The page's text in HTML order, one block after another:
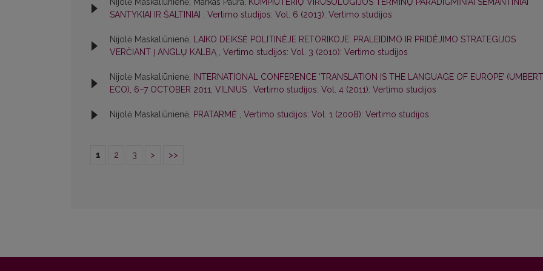
Nijolė Maskaliūnienė, Markas Paura, KOMPIUTERIŲ VIRUSOLOGIJOS TERMINŲ PARADIGMINIAI SEMANTINIAI
SANTYKIAI IR ŠALTINIAI , Vertimo studijos: Vol. 6 (2013): Vertimo studijos
Nijolė Maskaliūnienė, LAIKO DEIKSĖ POLITINĖJE RETORIKOJE: PRALEIDIMO IR PRIDĖJIMO STRATEGIJOS
VERČIANT Į ANGLŲ KALBĄ , Vertimo studijos: Vol. 3 (2010): Vertimo studijos
Nijolė Maskaliūnienė,
INTERNATIONAL CONFERENCE ‘TRANSLATION IS THE LANGUAGE OF EUROPE’
ECO), 6–7 OCTOBER 2011, VILNIUS , Vertimo studijos: Vol. 4 (2011): Vertimo studijos
Nijolė Maskaliūnienė, PRATARMĖ , Vertimo studijos: Vol. 1 (2008): Vertimo studijos
1 2 3 > >>